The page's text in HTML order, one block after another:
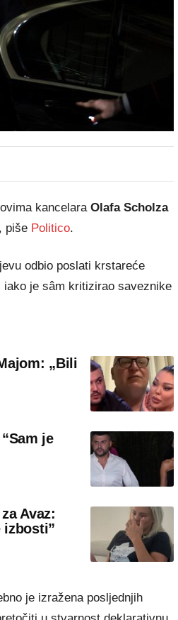
kancelara Olafa Scholza
piše Politico.
odbio poslati krstareće
je sâm kritizirao saveznike
„Bili
je
Avaz:
izbosti”
je izražena posljednjih